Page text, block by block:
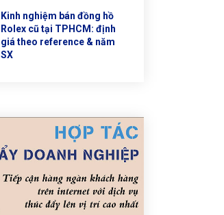
Kinh nghiệm bán đồng hồ
Rolex cũ tại TPHCM: định
giá theo reference & năm
SX